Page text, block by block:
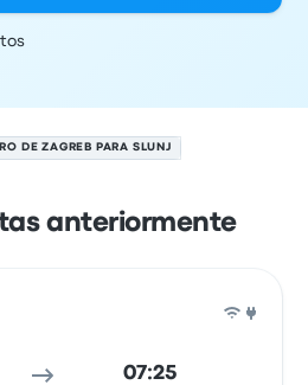
DE ZAGREB PARA SLUNJ
anteriormente
07:25